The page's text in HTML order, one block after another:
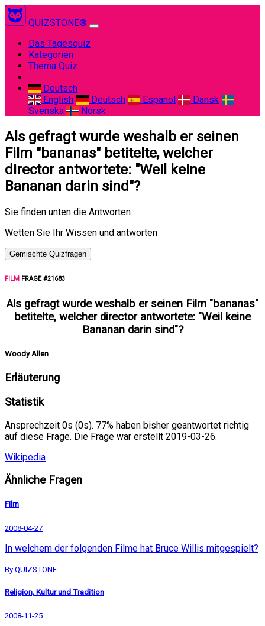
QUIZSTONE®
Das Tagesquiz
Kategorien
Thema Quiz
Deutsch
English
Deutsch Espanol
Dansk
Svenska
Norsk
Als gefragt wurde weshalb er seinen
Film "bananas" betitelte, welcher
director antwortete: "Weil keine
Bananan darin sind"?
Sie finden unten die Antworten
Wetten Sie Ihr Wissen und antworten
Gemischte Quizfragen
FILM FRAGE #21683
Als gefragt wurde weshalb er seinen Film "bananas"
betitelte, welcher director antwortete: "Weil keine
Bananan darin sind"?
Woody Allen
Erläuterung
Statistik
Ansprechzeit 0s (0s). 77% haben bisher geantwortet richtig
auf diese Frage. Die Frage war erstellt 2019-03-26.
Wikipedia
Ähnliche Fragen
Film
2008-04-27
In welchem der folgenden Filme hat Bruce Willis mitgespielt?
By QUIZSTONE
Religion, Kultur und Tradition
2008-11-25